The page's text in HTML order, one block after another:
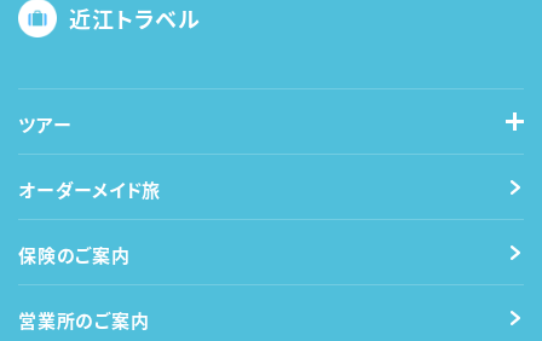
近江トラベル
ツアー
オーダーメイド旅
保険のご案内
営業所のご案内